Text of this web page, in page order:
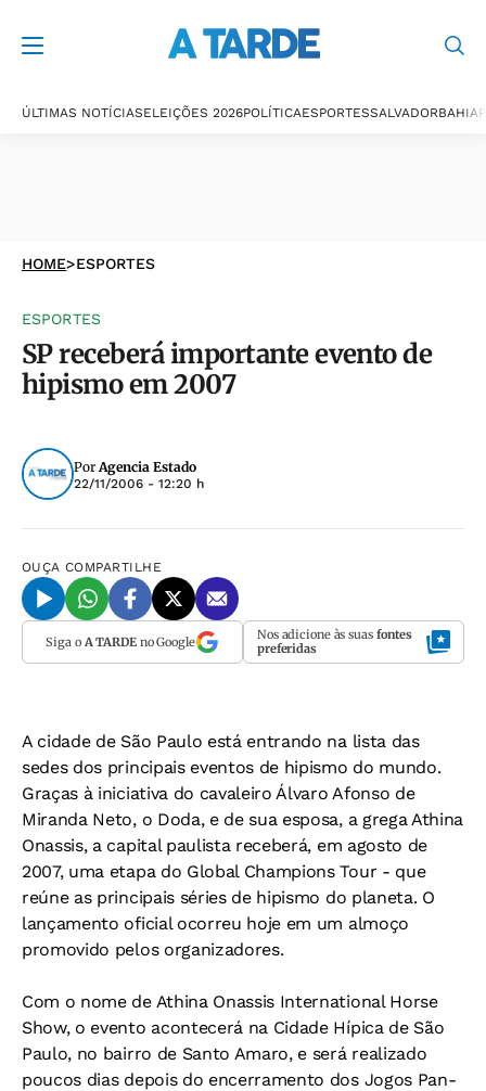
ÚLTIMAS NOTÍCIASELEIÇÕES 2026POLÍTICAESPORTESSALVADORBAHIA
HOME>ESPORTES
ESPORTES
SP receberá importante evento de
hipismo em 2007
PorAgencia Estado
22/11/2006 - 12:20 h
OUÇA COMPARTILHE
Siga o A TARDEno Google Nos adicione às suas fontes
preferidas
A cidade de São Paulo está entrando na lista das
sedes dos principais eventos de hipismo do mundo.
Graças à iniciativa do cavaleiro Álvaro Afonso de
Miranda Neto, o Doda, e de sua esposa, a grega Athina
Onassis, a capital paulista receberá, em agosto de
2007, uma etapa do Global Champions Tour - que
reúne as principais séries de hipismo do planeta. O
lançamento oficial ocorreu hoje em um almoço
promovido pelos organizadores.
Com o nome de Athina Onassis International Horse
Show, o evento acontecerá na Cidade Hípica de São
Paulo, no bairro de Santo Amaro, e será realizado
poucos dias depois do encerramento dos Jogos Pan-